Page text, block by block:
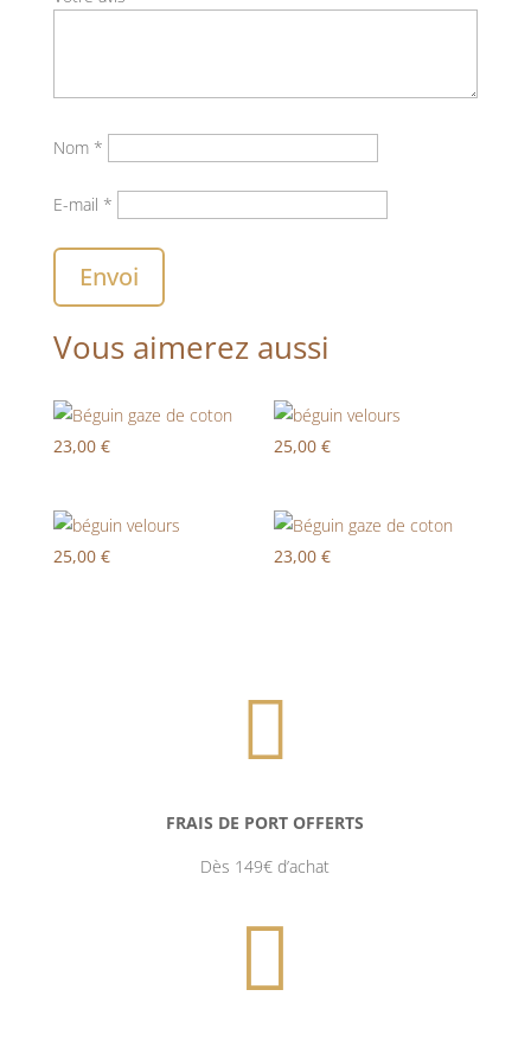
Nom *
E-mail *
Envoi
Vous aimerez aussi
23,00 € 25,00€
25,00 € 23,00€

FRAIS DE PORT OFFERTS
Dès 149€ d’achat
